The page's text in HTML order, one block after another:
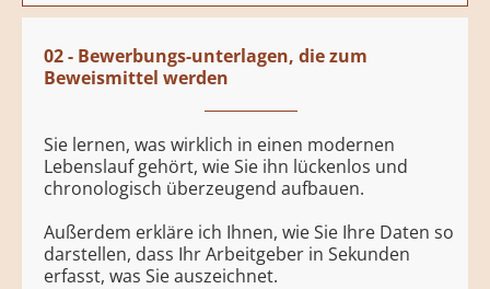
02 - Bewerbungs-unterlagen, die zum
Beweismittel werden
Sie lernen, was wirklich in einen modernen
Lebenslauf gehört, wie Sie ihn lückenlos und
chronologisch überzeugend aufbauen.
Außerdem erkläre ich Ihnen, wie Sie Ihre Daten so
darstellen, dass Ihr Arbeitgeber in Sekunden
erfasst, was Sie auszeichnet.